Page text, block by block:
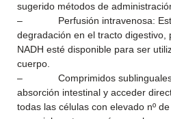
sugerido métodos de
– Perfusión intravenosa: Este
degradación en el tracto digestivo,
NADH esté disponible para ser
cuerpo.
– Comprimidos sublinguales,
absorción intestinal y acceder
todas las células con elevado nº